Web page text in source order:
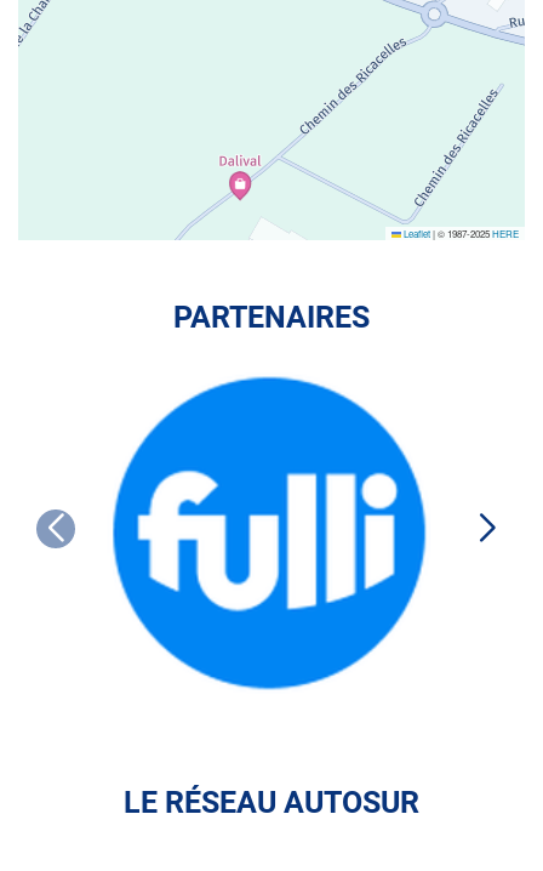
Leaflet|© 1987-2025HERE
PARTENAIRES
LE RÉSEAU AUTOSUR